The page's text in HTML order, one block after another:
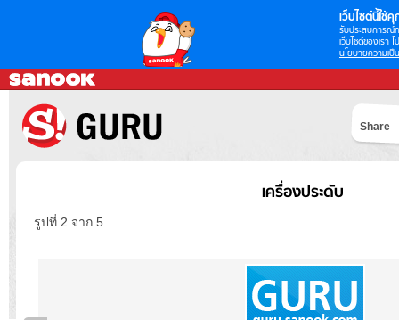
เว็บไซต์นี้ใช้คุ
รับประสบการณ์
เว็บไซต์ของเรา
นโยบายความเป็
Share
เครื่องประดับ
รูปที่ 2 จาก 5